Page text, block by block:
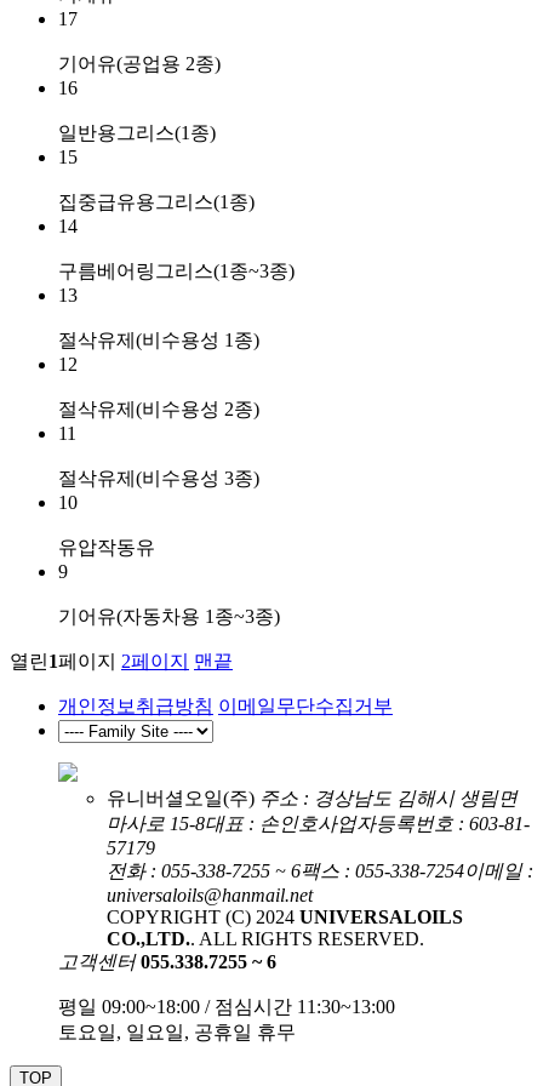
17
기어유(공업용 2종)
16
일반용그리스(1종)
15
집중급유용그리스(1종)
14
구름베어링그리스(1종~3종)
13
절삭유제(비수용성 1종)
12
절삭유제(비수용성 2종)
11
절삭유제(비수용성 3종)
10
유압작동유
9
기어유(자동차용 1종~3종)
열린1페이지 2페이지 맨끝
개인정보취급방침 이메일무단수집거부
유니버셜오일(주) 주소 : 경상남도 김해시 생림면
마사로 15-8대표 : 손인호사업자등록번호 : 603-81-
57179
전화 : 055-338-7255 ~ 6팩스 : 055-338-7254이메일 :
universaloils@hanmail.net
COPYRIGHT (C) 2024 UNIVERSALOILS
CO.,LTD.. ALL RIGHTS RESERVED.
고객센터 055.338.7255 ~ 6
평일 09:00~18:00 / 점심시간 11:30~13:00
토요일, 일요일, 공휴일 휴무
TOP